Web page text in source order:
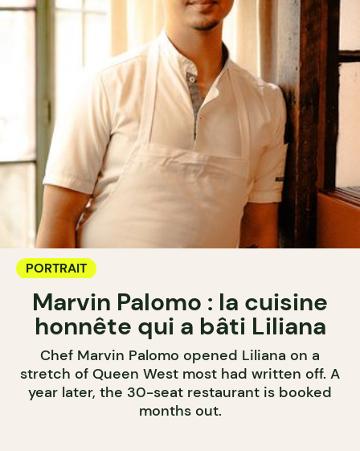
PORTRAIT
Marvin Palomo : la cuisine
honnête qui a bâti Liliana
Chef Marvin Palomo opened Liliana on a
stretch of Queen West most had written off. A
year later, the 30-seat restaurant is booked
months out.